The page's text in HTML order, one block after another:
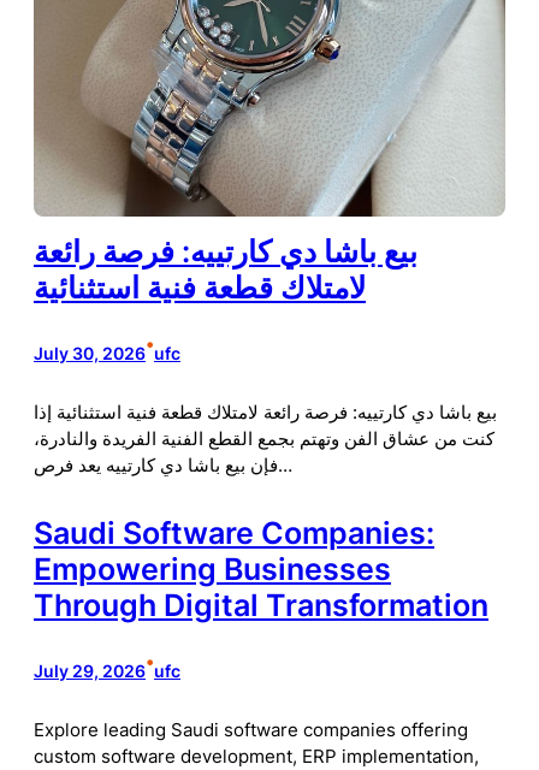
بيع باشا دي كارتييه: فرصة رائعة
لامتلاك قطعة فنية استثنائية
July 30, 2026•ufc
بيع باشا دي كارتييه: فرصة رائعة لامتلاك قطعة فنية استثنائية إذا
كنت من عشاق الفن وتهتم بجمع القطع الفنية الفريدة والنادرة،
فإن بيع باشا دي كارتييه يعد فرص…
Saudi Software Companies:
Empowering Businesses
Through Digital Transformation
July 29, 2026•ufc
Explore leading Saudi software companies offering
custom software development, ERP implementation,